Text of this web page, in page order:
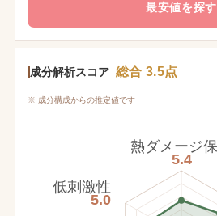
最安値を探す
成分解析スコア 総合 3.5点
※ 成分構成からの推定値です
熱ダメージ
5.4
低刺激性
5.0